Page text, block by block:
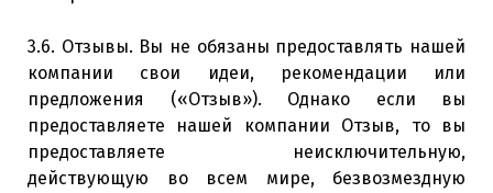
3.6. Отзывы. Вы не обязаны предоставлять нашей
компании свои идеи, рекомендации или
предложения («Отзыв»). Однако если вы
предоставляете нашей компании Отзыв, то вы
предоставляете неисключительную,
действующую во всем мире, безвозмездную